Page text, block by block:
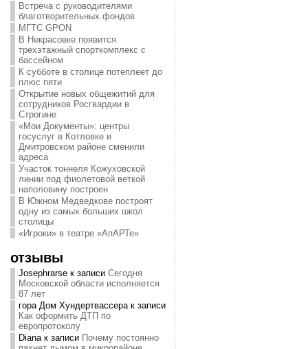
Встреча с руководителями
благотворительных фондов
МГТС GPON
В Некрасовке появится
трехэтажный спорткомплекс с
бассейном
К субботе в столице потеплеет до
плюс пяти
Открытие новых общежитий для
сотрудников Росгвардии в
Строгине
«Мои Документы»: центры
госуслуг в Котловке и
Дмитровском районе сменили
адреса
Участок тоннеля Кожуховской
линии под фиолетовой веткой
наполовину построен
В Южном Медведкове построят
одну из самых больших школ
столицы
«Игроки» в театре «АпАРТе»
отзывы
Josephrarseк записи Сегодня
Московской области исполняется
87 лет
гора Дом Хундертвассерак записи
Как оформить ДТП по
европротоколу
Dianaк записи Почему постоянно